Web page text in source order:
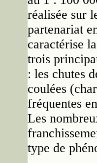
réalisée sur
partenariat
caractérise
trois
: les chutes
coulées
fréquentes
Les
type de